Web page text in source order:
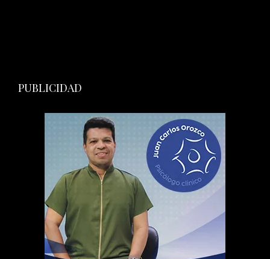
PUBLICIDAD